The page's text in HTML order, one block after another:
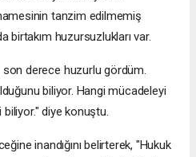
tanzim edilmemiş
birtakım huzursuzlukları var.
derece huzurlu gördüm.
biliyor. Hangi mücadeleyi
diye konuştu.
inandığını belirterek, "Hukuk